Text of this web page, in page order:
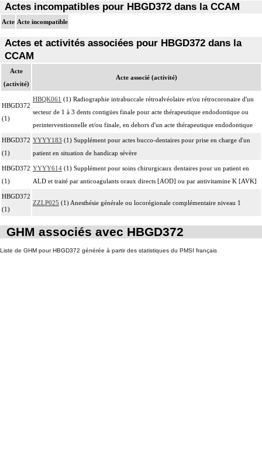
Actes incompatibles pour HBGD372 dans la CCAM
Acte Acte incompatible
Actes et activités associées pour HBGD372 dans la
CCAM
Acte
(activité)
Acte associé (activité)
HBGD372
(1)
HBQK061 (1) Radiographie intrabuccale rétroalvéolaire et/ou rétrocoronaire d'un
secteur de 1 à 3 dents contigües finale pour acte thérapeutique endodontique ou
perinterventionnelle et/ou finale, en dehors d'un acte thérapeutique endodontique
HBGD372
(1)
YYYY183 (1) Supplément pour actes bucco-dentaires pour prise en charge d'un
patient en situation de handicap sévère
HBGD372
(1)
YYYY614 (1) Supplément pour soins chirurgicaux dentaires pour un patient en
ALD et traité par anticoagulants oraux directs [AOD] ou par antivitamine K [AVK]
HBGD372
(1)
ZZLP025 (1) Anesthésie générale ou locorégionale complémentaire niveau 1
GHM associés avec HBGD372
Liste de GHM pour HBGD372 générée à partir des statistiques du PMSI français